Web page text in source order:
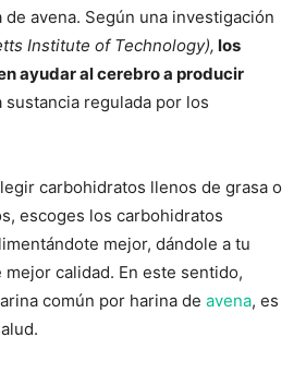
de avena. Según una investigación
Institute of Technology), los
ayudar al cerebro a producir
sustancia regulada por los
carbohidratos llenos de grasa o
escoges los carbohidratos
mejor, dándole a tu
calidad. En este sentido,
común por harina de avena, es